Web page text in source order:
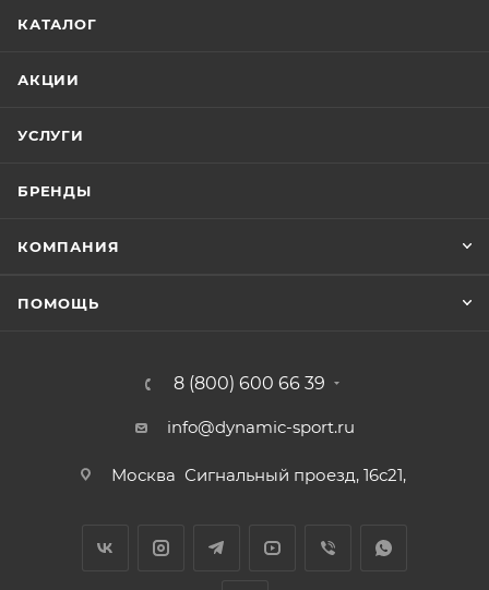
КАТАЛОГ
АКЦИИ
УСЛУГИ
БРЕНДЫ
КОМПАНИЯ
ПОМОЩЬ
8 (800) 600 66 39
info@dynamic-sport.ru
Москва Сигнальный проезд, 16с21,